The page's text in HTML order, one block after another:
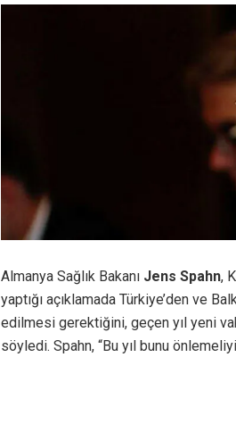
Almanya Sağlık Bakanı Jens Spahn,
yaptığı açıklamada Türkiye’den ve
edilmesi gerektiğini, geçen yıl yeni
söyledi. Spahn, “Bu yıl bunu